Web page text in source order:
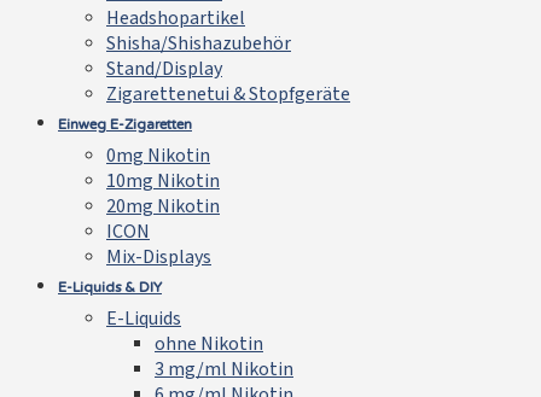
Headshopartikel
Shisha/Shishazubehör
Stand/Display
Zigarettenetui & Stopfgeräte
Einweg E-Zigaretten
0mg Nikotin
10mg Nikotin
20mg Nikotin
ICON
Mix-Displays
E-Liquids & DIY
E-Liquids
ohne Nikotin
3 mg/ml Nikotin